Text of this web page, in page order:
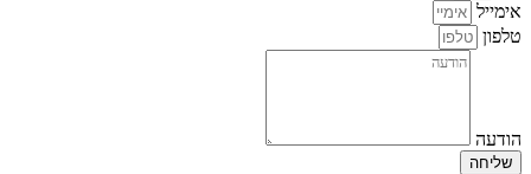
אימייל
טלפון
הודעה
שליחה